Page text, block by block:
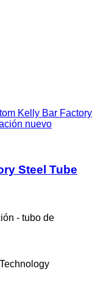
Kelly Bar Factory
nuevo
Steel Tube
- tubo de